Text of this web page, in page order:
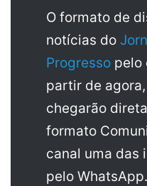
O formato de
notícias do
Progresso pelo
partir de
chegarão
formato
canal uma das
pelo